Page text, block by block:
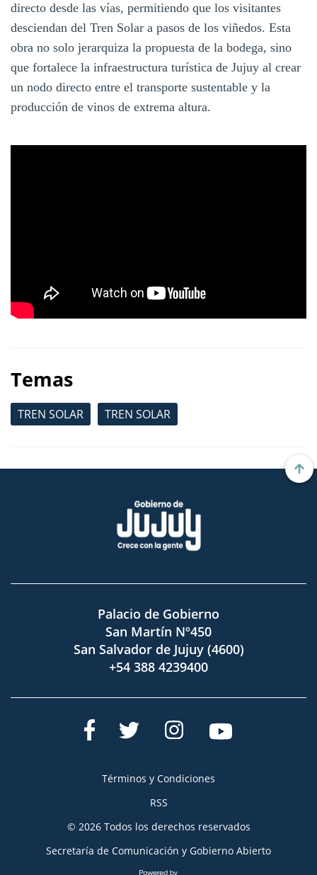
directo desde las vías, permitiendo que los visitantes
desciendan del Tren Solar a pasos de los viñedos. Esta
obra no solo jerarquiza la propuesta de la bodega, sino
que fortalece la infraestructura turística de Jujuy al crear
un nodo directo entre el transporte sustentable y la
producción de vinos de extrema altura.
Temas
TREN SOLAR TREN SOLAR
Palacio de Gobierno
San Martín Nº450
San Salvador de Jujuy (4600)
+54 388 4239400
Términos y Condiciones
RSS
© 2026 Todos los derechos reservados
Secretaría de Comunicación y Gobierno Abierto